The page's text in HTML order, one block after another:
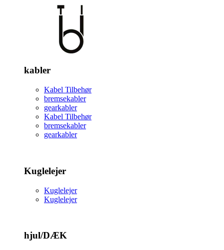
kabler
Kabel Tilbehør
bremsekabler
gearkabler
Kabel Tilbehør
bremsekabler
gearkabler
Kuglelejer
Kuglelejer
Kuglelejer
hjul/DÆK